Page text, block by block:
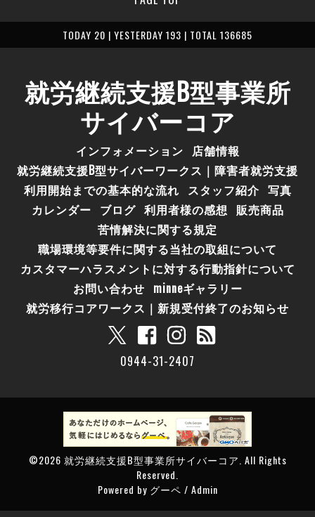
TODAY 20 | YESTERDAY 193 | TOTAL 136685
就労継続支援B型事業所
サイバーコア
インフォメーション
店舗情報
就労継続支援B型サイバーワークス｜障害者就労支援
利用開始までの基本的な流れ
スタッフ紹介 写真
カレンダー ブログ 利用者様の感想
販売商品
苦情解決に関する規定
職場環境等要件に関する当社の取組について
カスタマーハラスメントに対する行動指針について
お問い合わせ minneギャラリー
就労移行コアワークス｜新規受付終了のお知らせ
0944-31-2407
©2026 就労継続支援B型事業所サイバーコア . All Rights
Reserved.
Powered by グーペ / Admin